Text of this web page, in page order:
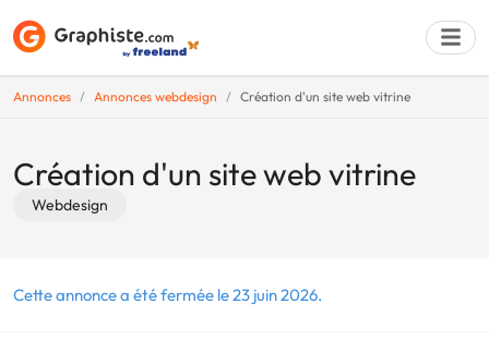
Annonces Annonces webdesign Création d'un site web vitrine
Création d'un site web vitrine
Webdesign
Cette annonce a été fermée le 23 juin 2026.